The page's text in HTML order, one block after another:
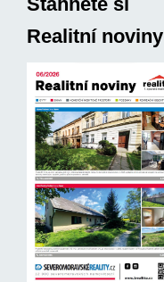
Realitní noviny